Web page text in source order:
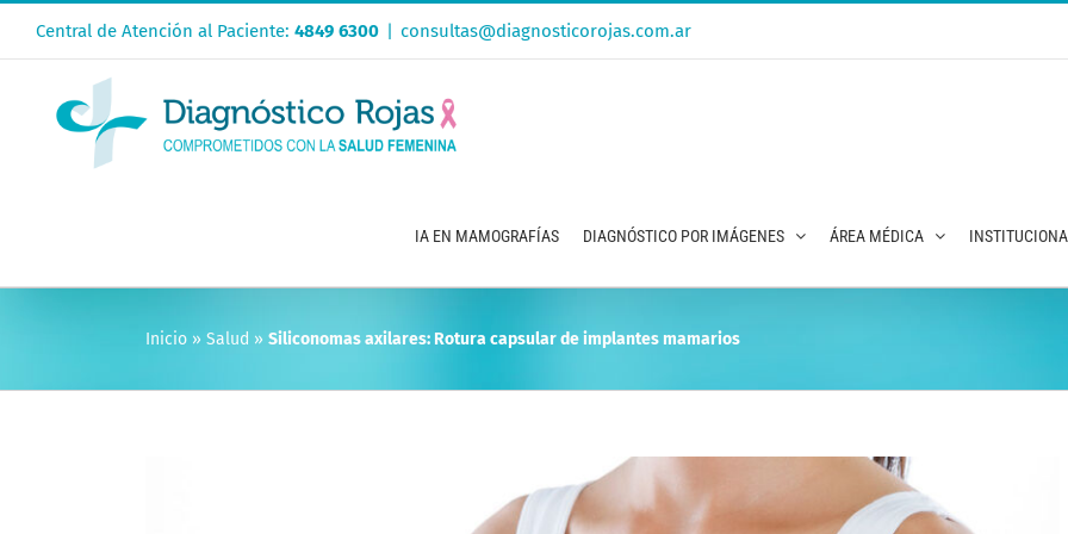
Central de Atención al Paciente: 4849 6300 | consultas@diagnosticorojas.com.ar
IA EN MAMOGRAFÍAS DIAGNÓSTICO POR IMÁGENES ÁREA MÉDICA
Inicio » Salud » Siliconomas axilares: Rotura capsular de implantes mamarios